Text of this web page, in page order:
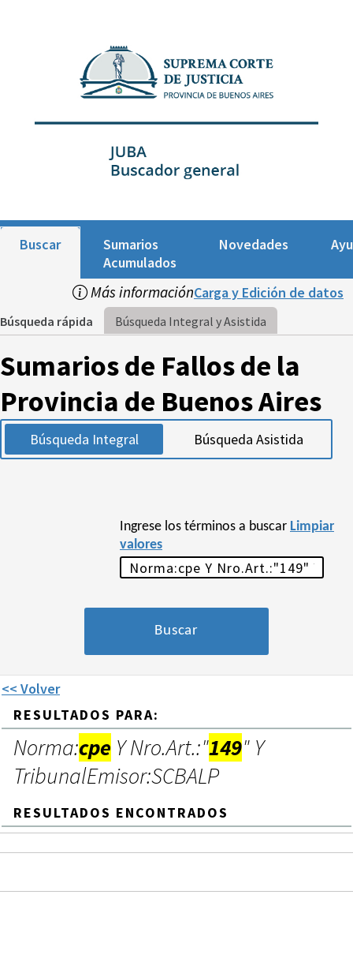
Buscar
Sumarios
Acumulados
Novedades
Más informaciónCarga y Edición de datos
Búsqueda rápida Búsqueda Integral y Asistida
Sumarios de Fallos de la
Provincia de Buenos Aires
Búsqueda Integral Búsqueda Asistida
Ingrese los términos a buscar Limpiar
valores
<< Volver
RESULTADOS PARA:
Norma:cpe Y Nro.Art.:"149" Y
TribunalEmisor:SCBALP
RESULTADOS ENCONTRADOS